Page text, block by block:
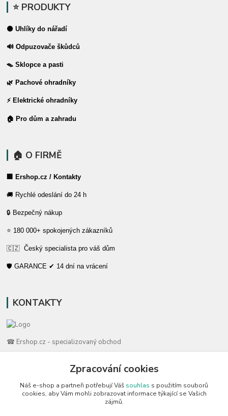
⭐ PRODUKTY
⚫ Uhlíky do nářadí
🔊 Odpuzovače škůdců
🪤 Sklopce a pasti
🌿 Pachové ohradníky
⚡ Elektrické ohradníky
🏠 Pro dům a zahradu
🏠 O FIRMĚ
🏢 Ershop.cz / Kontakty
🚚 Rychlé odeslání do 24 h
🔒 Bezpečný nákup
⭐ 180 000+ spokojených zákazníků
🇨🇿 Český specialista pro váš dům
🛡️ GARANCE ✔ 14 dní na vrácení
KONTAKTY
☎ Ershop.cz - specializovaný obchod
🛡️ Zákaznická podpora
📞 728 007 997
⏰ Po-Pá | 7:00 - 13:30 |
Zpracování cookies
Náš e-shop a partneři potřebují Váš souhlas s použitím souborů
cookies, aby Vám mohli zobrazovat informace týkající se Vašich
zájmů.